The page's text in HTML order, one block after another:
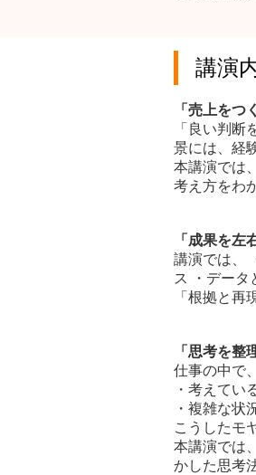
講演
「売上を
「良い判
景には、経
本講演では
考え方をわ
「成果を
講演では、
ス ・データ
「根拠と
「思考を
仕事の中で
・考えてい
・複雑な状
こうしたモ
本講演では
かした思考